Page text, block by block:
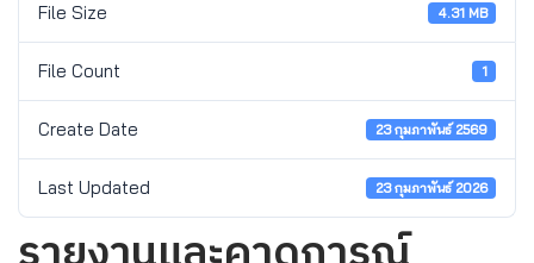
File Size 4.31 MB
File Count 1
Create Date 23 กุมภาพันธ์ 2569
Last Updated 23 กุมภาพันธ์ 2026